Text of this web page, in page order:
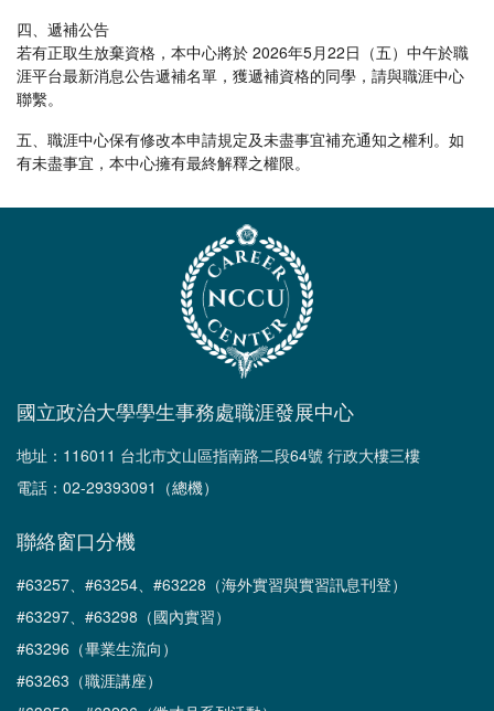
四、遞補公告
若有正取生放棄資格，本中心將於 2026年5月22日（五）中午於職
涯平台最新消息公告遞補名單，獲遞補資格的同學，請與職涯中心
聯繫。
五、職涯中心保有修改本申請規定及未盡事宜補充通知之權利。如
有未盡事宜，本中心擁有最終解釋之權限。
國立政治大學學生事務處職涯發展中心
地址：116011 台北市文山區指南路二段64號 行政大樓三樓
電話：02-29393091（總機）
聯絡窗口分機
#63257、#63254、#63228（海外實習與實習訊息刊登）
#63297、#63298（國內實習）
#63296（畢業生流向）
#63263（職涯講座）